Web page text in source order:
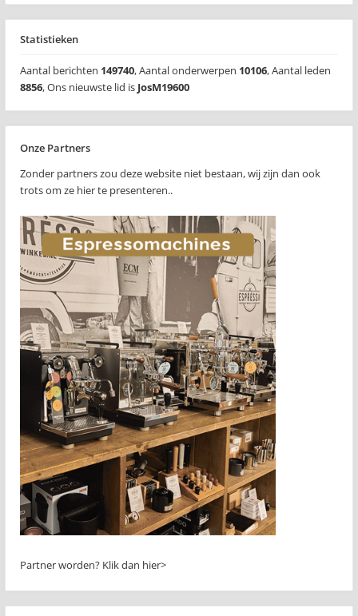
Statistieken
Aantal berichten 149740,Aantal onderwerpen 10106,Aantal leden
8856,Ons nieuwste lid is JosM19600
Onze Partners
Zonder partners zou deze website niet bestaan, wij zijn dan ook
trots om ze hier te presenteren..
Partner worden? Klik dan hier>